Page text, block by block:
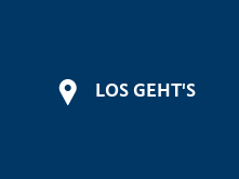
LOS GEHT'S